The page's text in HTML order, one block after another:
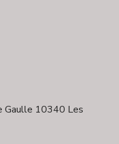
Gaulle 10340 Les